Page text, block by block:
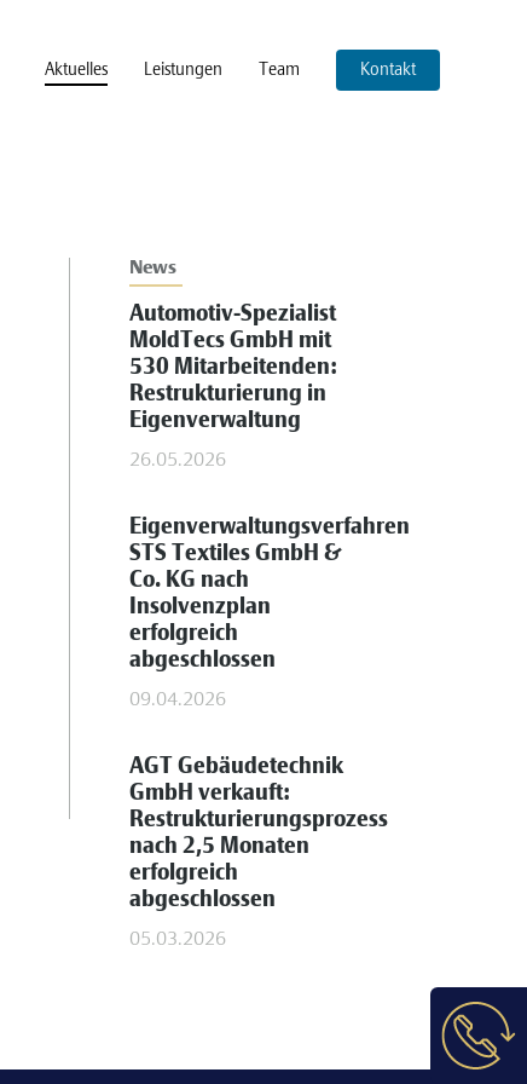
Aktuelles Leistungen Team Kontakt
News
Automotiv-Spezialist
MoldTecs GmbH mit
530 Mitarbeitenden:
Restrukturierung in
Eigenverwaltung
26.05.2026
Eigenverwaltungsverfahren
STS Textiles GmbH &
Co. KG nach
Insolvenzplan
erfolgreich
abgeschlossen
09.04.2026
AGT Gebäudetechnik
GmbH verkauft:
Restrukturierungsprozess
nach 2,5 Monaten
erfolgreich
abgeschlossen
05.03.2026